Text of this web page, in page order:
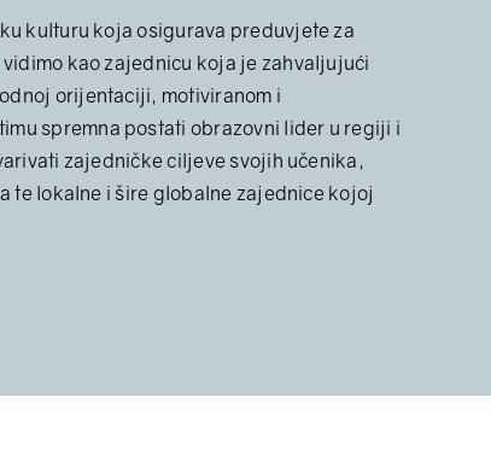
kulturu koja osigurava preduvjete za
kao zajednicu koja je zahvaljujući
orijentaciji, motiviranom i
spremna postati obrazovni lider u regiji i
zajedničke ciljeve svojih učenika,
te lokalne i šire globalne zajednice kojoj